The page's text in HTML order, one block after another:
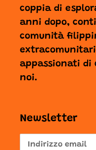
coppia di
anni dopo,
comunità
appassionati di
noi.
Newsletter